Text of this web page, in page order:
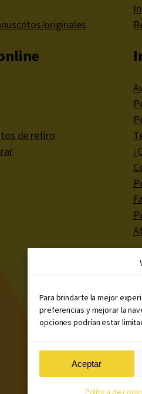
Para brindarte la mejor
preferencias y mejorar la
opciones podrían estar
Aceptar
Política de
originales
de retiro